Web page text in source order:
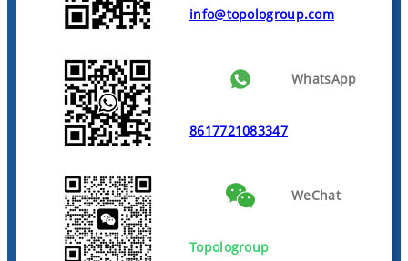
info@topologroup.com
WhatsApp
8617721083347
WeChat
Topologroup